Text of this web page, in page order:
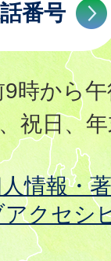
番号
9時から
祝日、
情報・
アクセシ